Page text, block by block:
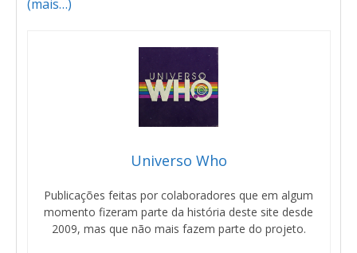
(mais…)
Universo Who
Publicações feitas por colaboradores que em algum
momento fizeram parte da história deste site desde
2009, mas que não mais fazem parte do projeto.